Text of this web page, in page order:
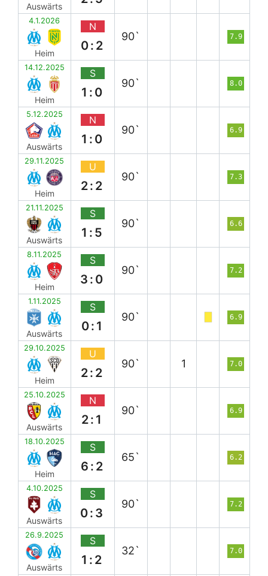
Auswärts
4.1.2026
Heim
N
0:2
90` 7.9
14.12.2025
Heim
S
1:0
90` 8.0
5.12.2025
Auswärts
N
1:0
90` 6.9
29.11.2025
Heim
U
2:2
90` 7.3
21.11.2025
Auswärts
S
1:5
90` 6.6
8.11.2025
Heim
S
3:0
90` 7.2
1.11.2025
Auswärts
S
0:1
90` 6.9
29.10.2025
Heim
U
2:2
90` 1 7.0
25.10.2025
Auswärts
N
2:1
90` 6.9
18.10.2025
Heim
S
6:2
65` 6.2
4.10.2025
Auswärts
S
0:3
90` 7.2
26.9.2025
Auswärts
S
1:2
32` 7.0